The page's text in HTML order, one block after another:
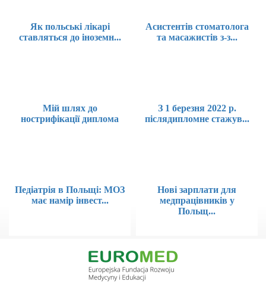
Як польські лікарі
ставляться до іноземн...
Асистентів стоматолога
та масажистів з-з...
Мій шлях до
нострифікації диплома
З 1 березня 2022 р.
післядипломне стажув...
Педіатрія в Польщі: МОЗ
має намір інвест...
Нові зарплати для
медпрацівників у
Польщ...